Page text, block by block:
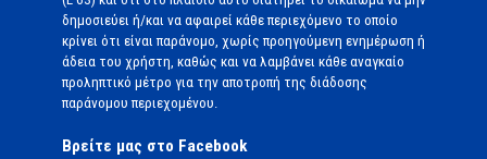
δημοσιεύει ή/και να αφαιρεί κάθε περιεχόμενο το οποίο
κρίνει ότι είναι παράνομο, χωρίς προηγούμενη ενημέρωση ή
άδεια του χρήστη, καθώς και να λαμβάνει κάθε αναγκαίο
προληπτικό μέτρο για την αποτροπή της διάδοσης
παράνομου περιεχομένου.
Βρείτε μας στο Facebook